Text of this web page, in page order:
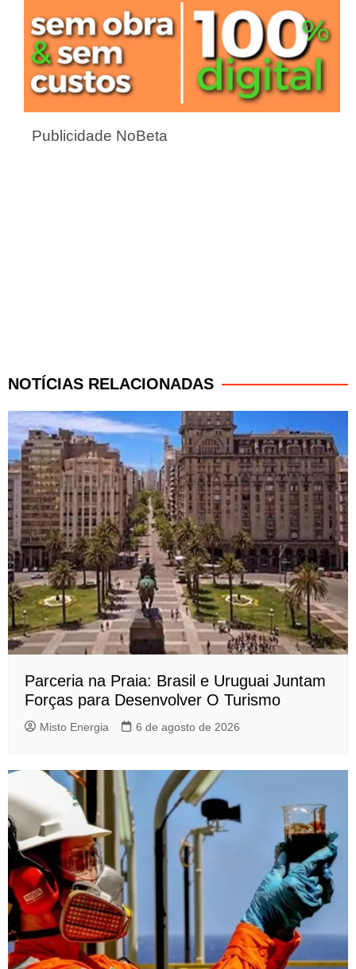
Publicidade NoBeta
NOTÍCIAS RELACIONADAS
Parceria na Praia: Brasil e Uruguai Juntam
Forças para Desenvolver O Turismo
Misto Energia 6 de agosto de 2026